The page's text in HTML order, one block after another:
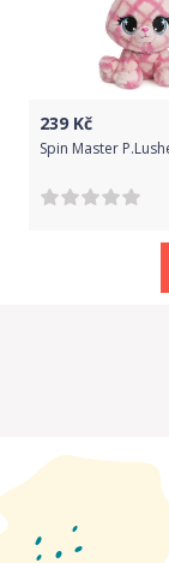
239 Kč